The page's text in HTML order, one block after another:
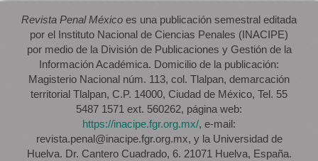
Revista Penal México es una publicación semestral editada
por el Instituto Nacional de Ciencias Penales (INACIPE)
por medio de la División de Publicaciones y Gestión de la
Información Académica. Domicilio de la publicación:
Magisterio Nacional núm. 113, col. Tlalpan, demarcación
territorial Tlalpan, C.P. 14000, Ciudad de México, Tel. 55
5487 1571 ext. 560262, página web:
https://inacipe.fgr.org.mx/, e-mail:
revista.penal@inacipe.fgr.org.mx, y la Universidad de
Huelva. Dr. Cantero Cuadrado, 6. 21071 Huelva, España.